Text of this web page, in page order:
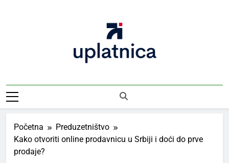
Uplatnica
Početna
Preduzetništvo
Kako otvoriti online prodavnicu u Srbiji i doći do prve
prodaje?